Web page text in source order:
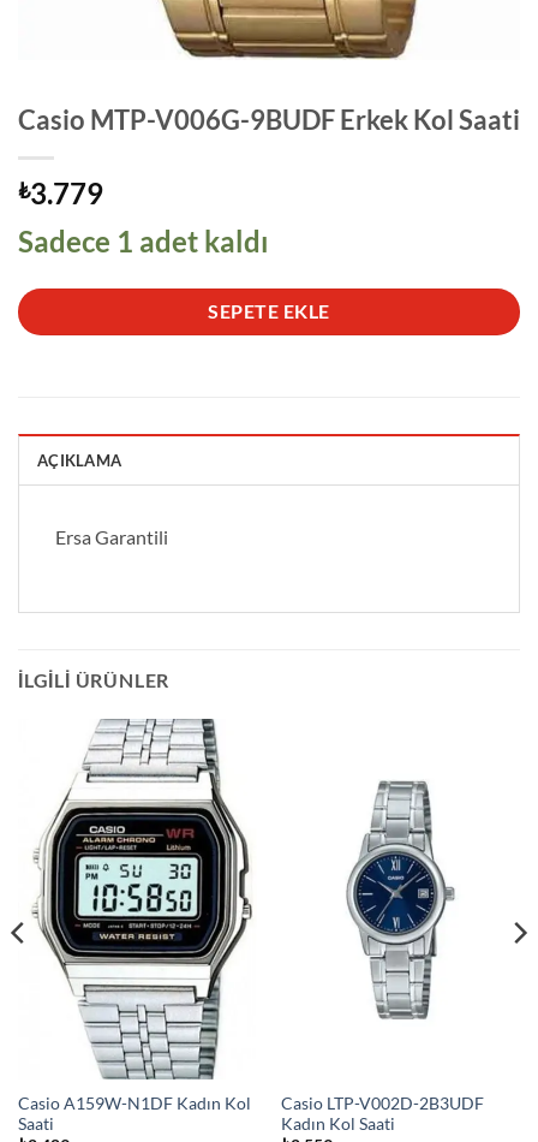
Casio MTP-V006G-9BUDF Erkek Kol Saati
₺3.779
Sadece 1 adet kaldı
SEPETE EKLE
AÇIKLAMA
Ersa Garantili
İLGILI ÜRÜNLER
Casio A159W-N1DF Kadın Kol
Saati
Casio LTP-V002D-2B3UDF
Kadın Kol Saati